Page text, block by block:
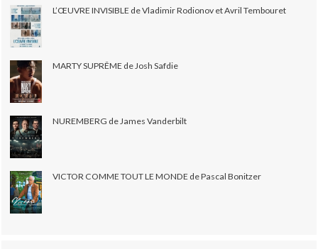
L’ŒUVRE INVISIBLE de Vladimir Rodionov et Avril Tembouret
MARTY SUPRÊME de Josh Safdie
NUREMBERG de James Vanderbilt
VICTOR COMME TOUT LE MONDE de Pascal Bonitzer